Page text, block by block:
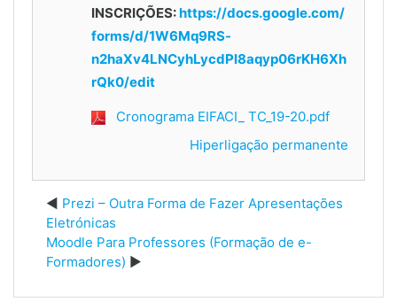
INSCRIÇÕES:https://docs.google.com/
forms/d/1W6Mq9RS-
n2haXv4LNCyhLycdPl8aqyp06rKH6Xh
rQk0/edit
Cronograma EIFACI_ TC_19-20.pdf
Hiperligação permanente
Prezi – Outra Forma de Fazer Apresentações
Eletrónicas
Moodle Para Professores (Formação de e-
Formadores)